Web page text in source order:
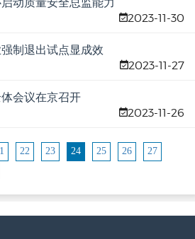
动质量安全总监能力
2023-11-30
制退出试点显成效
2023-11-27
会议在京召开
2023-11-26
22 23 24 25 26
27